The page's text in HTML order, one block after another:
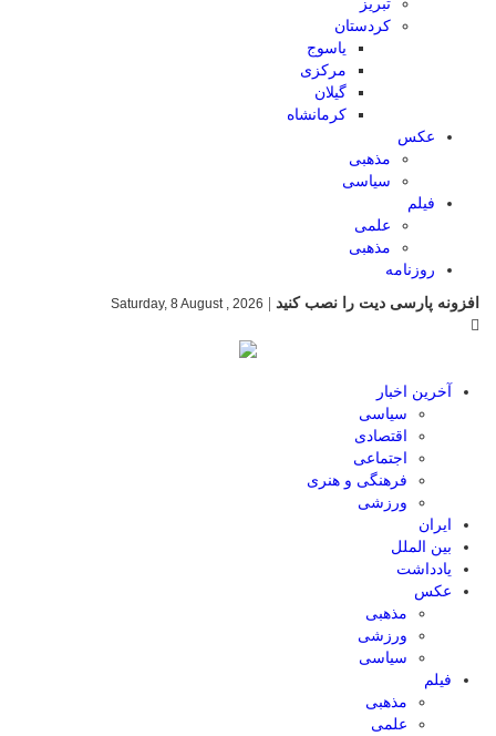
تبریز
کردستان
یاسوج
مرکزی
گیلان
کرمانشاه
عکس
مذهبی
سیاسی
فیلم
علمی
مذهبی
روزنامه
افزونه پارسی دیت را نصب کنید
Saturday, 8 August , 2026
آخرین اخبار
سیاسی
اقتصادی
اجتماعی
فرهنگی و هنری
ورزشی
ایران
بین الملل
یادداشت
عکس
مذهبی
ورزشی
سیاسی
فیلم
مذهبی
علمی